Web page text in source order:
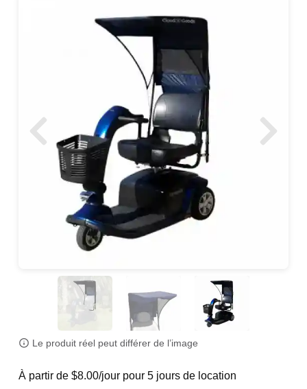
Le produit réel peut différer de l’image
À partir de $8.00/jour pour 5 jours de location